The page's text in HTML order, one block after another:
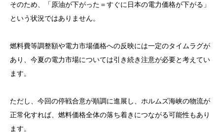
そのため、「原油が下がった＝すぐに日本の電力価格が下がる」
という状況ではありません。
燃料費等調整額や電力市場価格への反映には一定のタイムラグが
あり、今夏の電力市場については引き続き注意が必要と考えてい
ます。
ただし、今回の停戦合意が順調に進展し、ホルムズ海峡の物流が
正常化すれば、燃料価格全体の落ち着きにつながる可能性もあり
ます。